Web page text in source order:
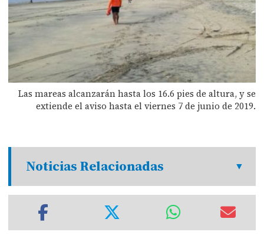
Las mareas alcanzarán hasta los 16.6 pies de altura, y se
extiende el aviso hasta el viernes 7 de junio de 2019.
Noticias Relacionadas